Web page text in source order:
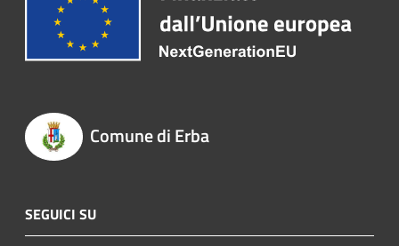
Comune di Erba
SEGUICI SU